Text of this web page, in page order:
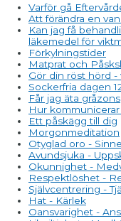
Varför gå
Att förändra en
Kan jag få
läkemedel för
Förkylningstider
Matprat och
Gör din röst hörd -
Sockerfria dagen
Får jag äta
Hur
Ett påskägg till dig
Morgonmeditation
Otyglad oro -
Avundsjuka -
Okunnighet -
Respektlöshet -
Självcentrering -
Hat - Kärlek
Oansvarighet -